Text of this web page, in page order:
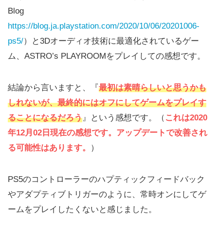
Blog
https://blog.ja.playstation.com/2020/10/06/20201006-
ps5/）と3Dオーディオ技術に最適化されているゲー
ム、ASTRO’s PLAYROOMをプレイしての感想です。
結論から言いますと、『最初は素晴らしいと思うかも
しれないが、最終的にはオフにしてゲームをプレイす
ることになるだろう』という感想です。（ これは2020
年12月02日現在の感想です。アップデートで改善され
る可能性はあります。
）
PS5のコントローラーのハプティックフィードバック
やアダプティブトリガーのように、常時オンにしてゲ
ームをプレイしたくないと感じました。